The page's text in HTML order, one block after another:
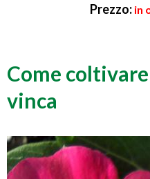
Prezzo: in
Come
vinca